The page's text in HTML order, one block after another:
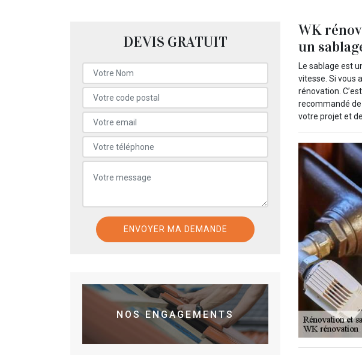
DEVIS GRATUIT
NOS ENGAGEMENTS
WK
un
Le sablage est
vitesse. Si vous
rénovation.
recommandé
votre projet et